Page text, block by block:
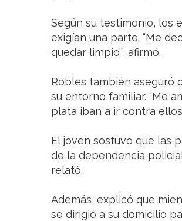
Según su testimonio, los
exigían una parte. “Me
quedar limpio’”, afirmó.
Robles también aseguró
su entorno familiar. “Me
plata iban a ir contra
El joven sostuvo que las
de la dependencia
relató.
Además, explicó que
se dirigió a su domicilio